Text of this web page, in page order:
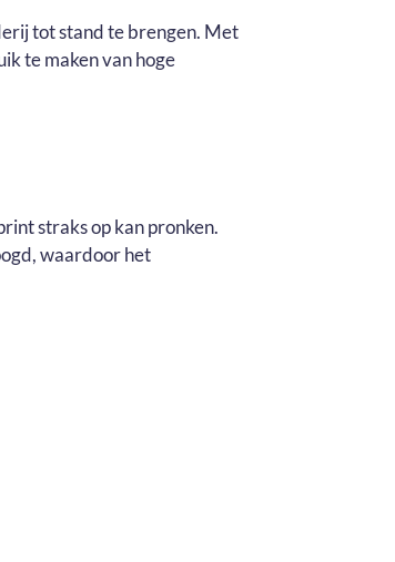
tot stand te brengen. Met
te maken van hoge
straks op kan pronken.
waardoor het